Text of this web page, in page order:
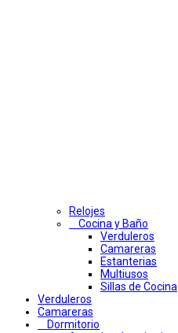
Relojes
Cocina y Baño
Verduleros
Camareras
Estanterias
Multiusos
Sillas de Cocina
Verduleros
Camareras
Dormitorio